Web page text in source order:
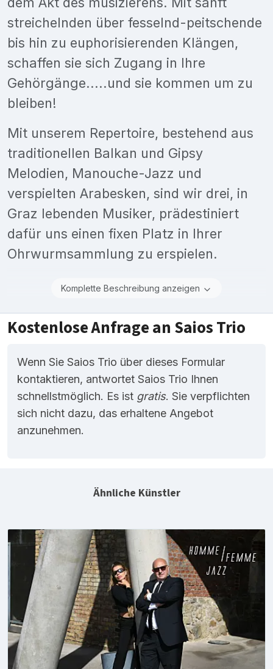
streichelnden über fesselnd-peitschende
bis hin zu euphorisierenden Klängen,
schaffen sie sich Zugang in Ihre
Gehörgänge.....und sie kommen um zu
bleiben!
Mit unserem Repertoire, bestehend aus
traditionellen Balkan und Gipsy
Melodien, Manouche-Jazz und
verspielten Arabesken, sind wir drei, in
Graz lebenden Musiker, prädestiniert
dafür uns einen fixen Platz in Ihrer
Ohrwurmsammlung zu erspielen.
Komplette Beschreibung anzeigen
Kostenlose Anfrage an Saios Trio
Wenn Sie Saios Trio über dieses Formular
kontaktieren, antwortet Saios Trio Ihnen
schnellstmöglich. Es ist gratis. Sie verpflichten
sich nicht dazu, das erhaltene Angebot
anzunehmen.
Ähnliche Künstler